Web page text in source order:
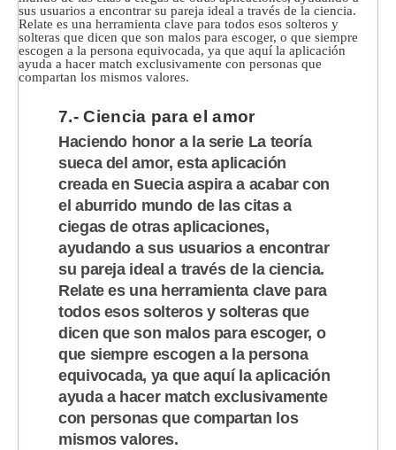
7.- Ciencia para el amor
Haciendo honor a la serie La teoría
sueca del amor, esta aplicación
creada en Suecia aspira a acabar con
el aburrido mundo de las citas a
ciegas de otras aplicaciones,
ayudando a sus usuarios a encontrar
su pareja ideal a través de la ciencia.
Relate es una herramienta clave para
todos esos solteros y solteras que
dicen que son malos para escoger, o
que siempre escogen a la persona
equivocada, ya que aquí la aplicación
ayuda a hacer match exclusivamente
con personas que compartan los
mismos valores.